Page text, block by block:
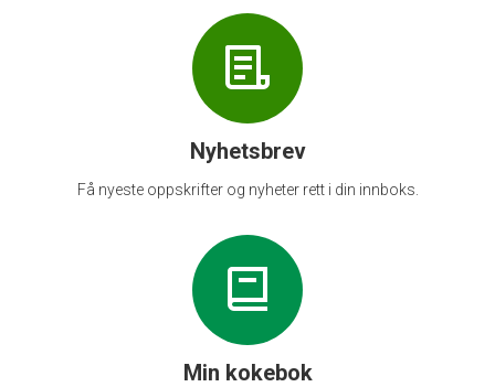
Nyhetsbrev
Få nyeste oppskrifter og nyheter rett i din innboks.
Min kokebok